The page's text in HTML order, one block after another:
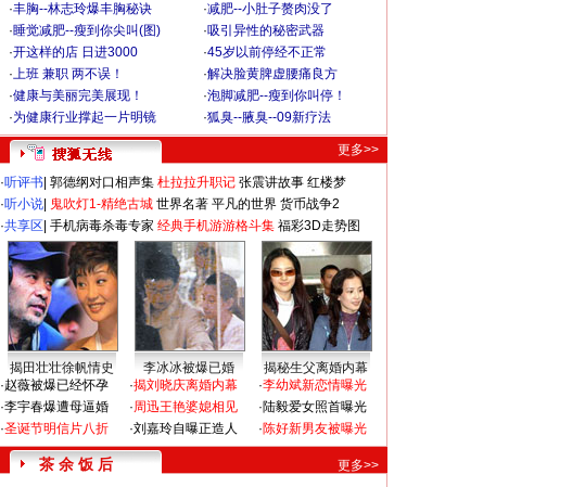
·丰胸--林志玲爆丰胸秘诀 ·减肥--小肚子赘肉没了
·睡觉减肥--瘦到你尖叫(图) ·吸引异性的秘密武器
·开这样的店 日进3000 ·45岁以前停经不正常
·上班 兼职 两不误！ ·解决脸黄脾虚腰痛良方
·健康与美丽完美展现！ ·泡脚减肥--瘦到你叫停！
·为健康行业撑起一片明镜 ·狐臭--腋臭--09新疗法
更多>>
·听评书 郭德纲对口相声集 杜拉拉升职记 张震讲故事 红楼梦
·听小说 鬼吹灯1-精绝古城 世界名著 平凡的世界 货币战争2
·共享区 手机病毒杀毒专家 经典手机游游格斗集 福彩3D走势图
揭田壮壮徐帆情史 李冰冰被爆已婚
揭秘生父离婚内幕
·赵薇被爆已经怀孕
·李宇春爆遭母逼婚
·圣诞节明信片八折
·揭刘晓庆离婚内幕
·周迅王艳婆媳相见
·刘嘉玲自曝正造人
·李幼斌新恋情曝光
·陆毅爱女照首曝光
·陈好新男友被曝光
茶 余 饭 后
更多>>